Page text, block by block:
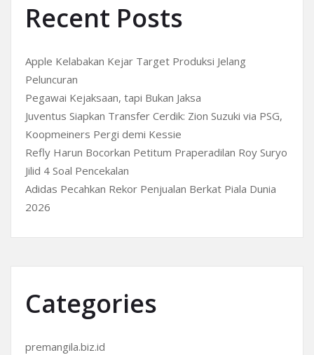
Recent Posts
Apple Kelabakan Kejar Target Produksi Jelang
Peluncuran
Pegawai Kejaksaan, tapi Bukan Jaksa
Juventus Siapkan Transfer Cerdik: Zion Suzuki via PSG,
Koopmeiners Pergi demi Kessie
Refly Harun Bocorkan Petitum Praperadilan Roy Suryo
Jilid 4 Soal Pencekalan
Adidas Pecahkan Rekor Penjualan Berkat Piala Dunia
2026
Categories
premangila.biz.id